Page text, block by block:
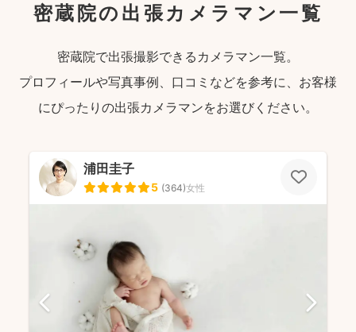
密蔵院の出張カメラマン一覧
密蔵院で出張撮影できるカメラマン一覧。
プロフィールや写真事例、口コミなどを参考に、お客様
にぴったりの出張カメラマンをお選びください。
浦田圭子
5 (364)女性